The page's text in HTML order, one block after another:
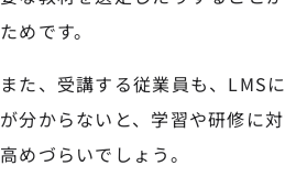
ためです。
また、受講する従業員も、LMS
が分からないと、学習や研修に
高めづらいでしょう。